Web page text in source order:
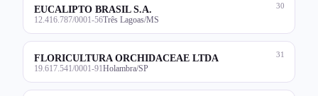
30
EUCALIPTO BRASIL S.A.
12.416.787/0001-56Três Lagoas/MS
31
FLORICULTURA ORCHIDACEAE LTDA
19.617.541/0001-91 Holambra/SP